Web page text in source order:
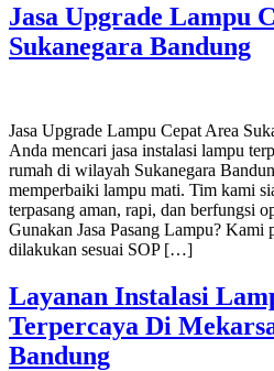
Jasa Upgrade Lampu
Sukanegara Bandung
Jasa Upgrade Lampu Cepat Area
Anda mencari jasa instalasi lampu
rumah di wilayah Sukanegara
memperbaiki lampu mati. Tim kami
terpasang aman, rapi, dan berfungsi
Gunakan Jasa Pasang Lampu? Kami
dilakukan sesuai SOP […]
Layanan Instalasi
Terpercaya Di
Bandung